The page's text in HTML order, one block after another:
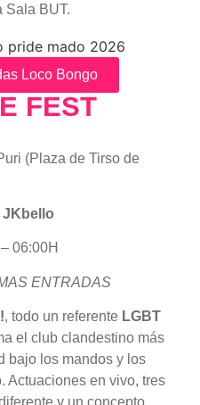
Sala BUT.
Loco Bongo
FEST
(Plaza de Tirso de
JKbello
06:00H
ENTRADAS
, todo un referente LGBT
el club clandestino más
bajo los mandos y los
Actuaciones en vivo, tres
y un concepto